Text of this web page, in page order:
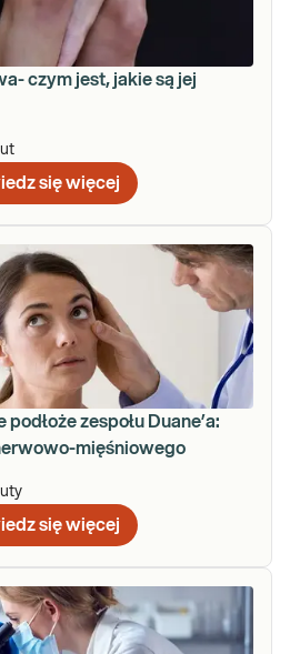
czym jest, jakie są jej
się więcej
zespołu Duane’a:
mięśniowego
się więcej